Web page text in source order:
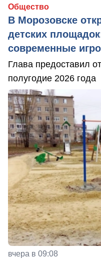
Общество
В Морозовске
детских
современные
Глава предоставил
полугодие 2026 года
вчера в 09:08